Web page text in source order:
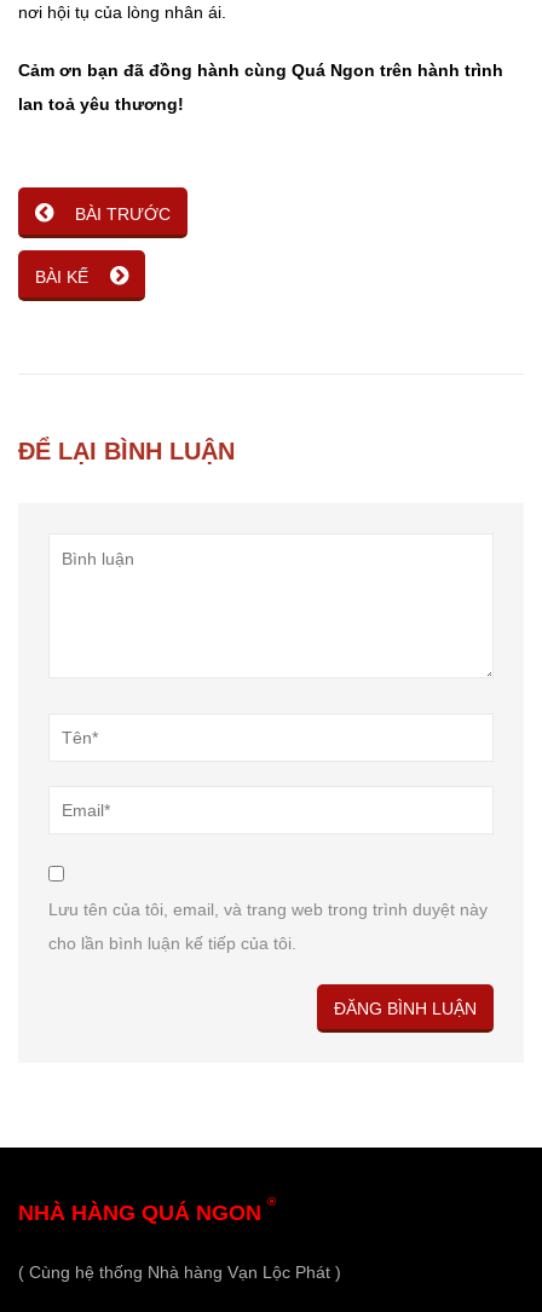
nơi hội tụ của lòng nhân ái.
Cảm ơn bạn đã đồng hành cùng Quá Ngon trên hành trình
lan toả yêu thương!
BÀI TRƯỚC
BÀI KẾ
ĐỂ LẠI BÌNH LUẬN
Lưu tên của tôi, email, và trang web trong trình duyệt này
cho lần bình luận kế tiếp của tôi.
NHÀ HÀNG QUÁ NGON ®
( Cùng hệ thống Nhà hàng Vạn Lộc Phát )